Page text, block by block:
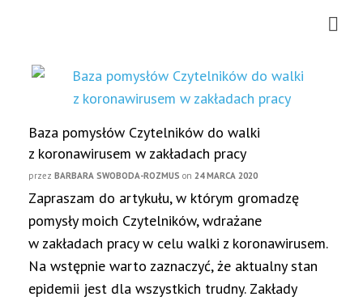
Baza pomysłów Czytelników do walki
z koronawirusem w zakładach pracy
przez BARBARA SWOBODA-ROZMUS on 24 MARCA 2020
Zapraszam do artykułu, w którym gromadzę
pomysły moich Czytelników, wdrażane
w zakładach pracy w celu walki z koronawirusem.
Na wstępnie warto zaznaczyć, że aktualny stan
epidemii jest dla wszystkich trudny. Zakłady